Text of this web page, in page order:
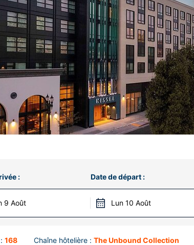
:
9 Août
Date de départ :
Lun 10 Août
168 Chaîne hôtelière : The Unbound Collection